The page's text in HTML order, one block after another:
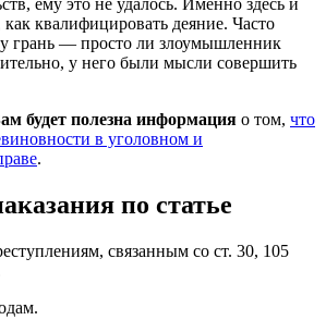
квалифицировать деяние. Часто
грань — просто ли злоумышленник
у него были мысли совершить
будет полезна информация о том, что
в уголовном и
.
по статье
связанным со ст. 30, 105